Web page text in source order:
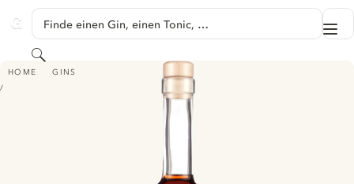
GINVENTORY
Finde einen Gin, einen Tonic, …
Suchen
HOME GINS
RIVERSIDE DAMSON GIN